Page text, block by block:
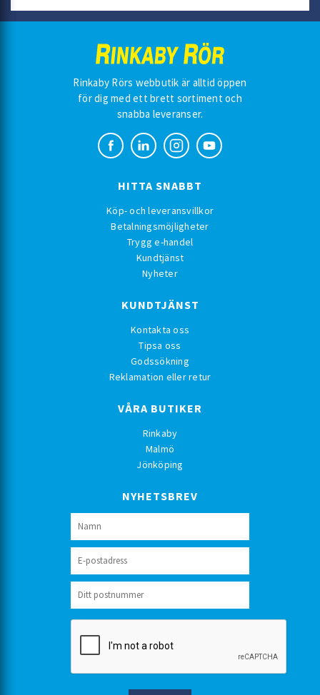
Rinkaby Rörs webbutik är alltid öppen
för dig med ett brett sortiment och
snabba leveranser.
HITTA SNABBT
Köp- och leveransvillkor
Betalningsmöjligheter
Trygg e-handel
Kundtjänst
Nyheter
KUNDTJÄNST
Kontakta oss
Tipsa oss
Godssökning
Reklamation eller retur
VÅRA BUTIKER
Rinkaby
Malmö
Jönköping
NYHETSBREV